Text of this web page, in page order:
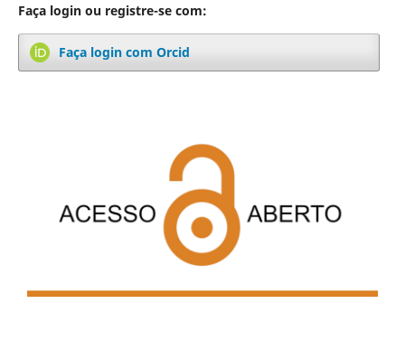
Faça login ou registre-se com:
Faça login com Orcid